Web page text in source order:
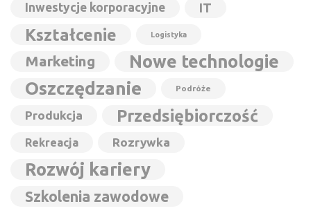
Inwestycje korporacyjne IT
Kształcenie Logistyka
Marketing Nowe technologie
Oszczędzanie Podróże
Produkcja Przedsiębiorczość
Rekreacja Rozrywka
Rozwój kariery
Szkolenia zawodowe